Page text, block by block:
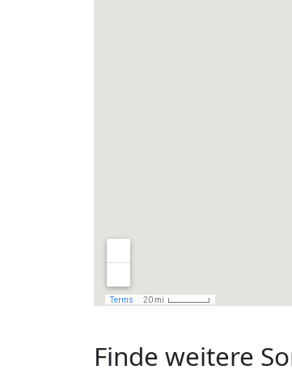
Finde weitere